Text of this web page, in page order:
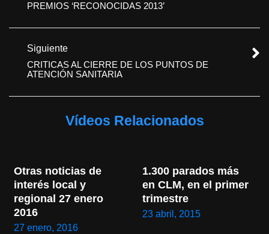
PREMIOS ‘RECONOCIDAS 2013’
Siguiente
CRITICAS AL CIERRE DE LOS PUNTOS DE
ATENCIÓN SANITARIA
Vídeos Relacionados
Otras noticias de
interés local y
regional 27 enero
2016
27 enero, 2016
1.300 parados más
en CLM, en el primer
trimestre
23 abril, 2015